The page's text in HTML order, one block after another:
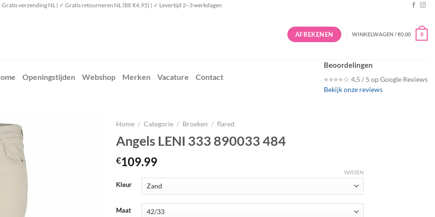
Gratis verzending NL | ✓ Gratis retourneren NL (BE €4,95) | ✓ Levertijd 2–3 werkdagen
AFREKENEN WINKELWAGEN /€0.00 0
Openingstijden Webshop Merken Vacature Contact
Beoordelingen
⭐⭐⭐⭐☆ 4,5 / 5 op Google Reviews
Bekijk onze reviews
Home / Categorie / Broeken / flared
Angels LENI 333 890033 484
€109.99
Kleur
Maat
WISSEN